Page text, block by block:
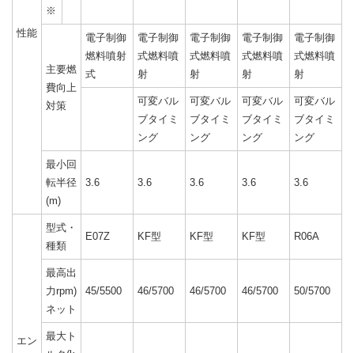
性能
※
主要燃
費向上
対策
電子制御
燃料噴射
式
電子制御
式燃料噴
射
電子制御
式燃料噴
射
電子制御
式燃料噴
射
電子制御
式燃料噴
射
可変バル
ブタイミ
ング
可変バル
ブタイミ
ング
可変バル
ブタイミ
ング
可変バル
ブタイミ
ング
最小回
転半径
(m)
3.6 3.6 3.6 3.6 3.6
エン
型式・
種類
E07Z KF型 KF型 KF型 R06A
最高出
力rpm)
ネット
45/5500 46/5700 46/5700 46/5700 50/5700
最大ト